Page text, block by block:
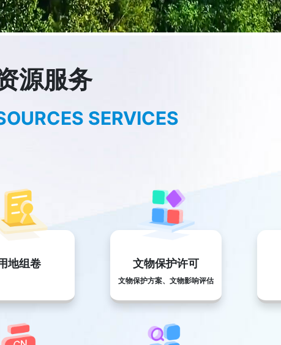
源服务
SERVICES
地组卷 文物保护许可
文物保护方案、文物影响评估